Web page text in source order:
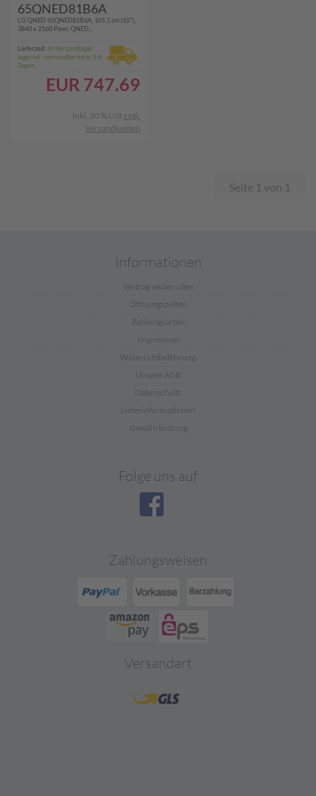
65QNED81B6A
LG QNED 65QNED81B6A, 165,1 cm (65"),
3840 x 2160 Pixel, QNED,...
Lieferzeit: Im Versandlager
lagernd - versandbereit in 3-4
Tagen
EUR 747.69
inkl. 20 % USt zzgl.
Versandkosten
Seite 1 von 1
Informationen
Vertrag widerrufen
Öffnungszeiten
Zahlungsarten
Impressum
Widerrufsbelehrung
Unsere AGB
Datenschutz
Lieferinformationen
Gewährleistung
Folge uns auf
Zahlungsweisen
Versandart